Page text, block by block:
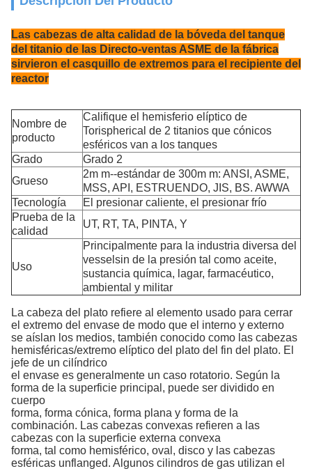
Las cabezas de alta calidad de la bóveda del tanque
del titanio de las Directo-ventas ASME de la fábrica
sirvieron el casquillo de extremos para el recipiente del
reactor
Nombre de
producto
Califique el hemisferio elíptico de
Torispherical de 2 titanios que cónicos
esféricos van a los tanques
Grado
Grado 2
Grueso
2m m--estándar de 300m m: ANSI, ASME,
MSS, API, ESTRUENDO, JIS, BS. AWWA
Tecnología
El presionar caliente, el presionar frío
Prueba de la
calidad
UT, RT, TA, PINTA, Y
Uso
Principalmente para la industria diversa del
vesselsin de la presión tal como aceite,
sustancia química, lagar, farmacéutico,
ambiental y militar
La cabeza del plato refiere al elemento usado para cerrar
el extremo del envase de modo que el interno y externo
se aíslan los medios, también conocido como las cabezas
hemisféricas/extremo elíptico del plato del fin del plato. El
jefe de un cilíndrico
el envase es generalmente un caso rotatorio. Según la
forma de la superficie principal, puede ser dividido en
cuerpo
forma, forma cónica, forma plana y forma de la
combinación. Las cabezas convexas refieren a las
cabezas con la superficie externa convexa
forma, tal como hemisférico, oval, disco y las cabezas
esféricas unflanged. Algunos cilindros de gas utilizan el